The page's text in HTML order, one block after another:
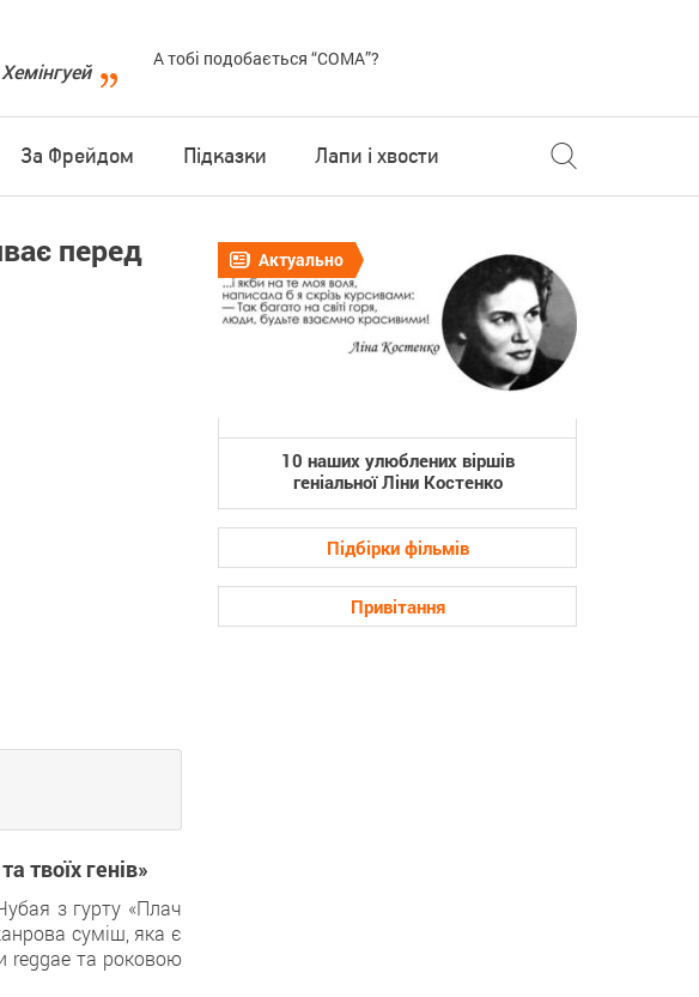
А тобі подобається “COMA”?
За Фрейдом Підказки Лапи і хвости
перед
твоїх генів»
з гурту «Плач
суміш, яка є
reggae та роковою
Актуально
10 наших улюблених віршів
геніальної Ліни Костенко
Підбірки фільмів
Привітання